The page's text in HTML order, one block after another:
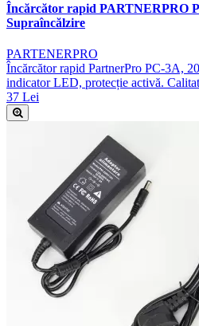
Încărcător rapid PARTNERPRO
Supraîncălzire
PARTENERPRO
Încărcător rapid PartnerPro PC-3A,
indicator LED, protecție activă.
37 Lei